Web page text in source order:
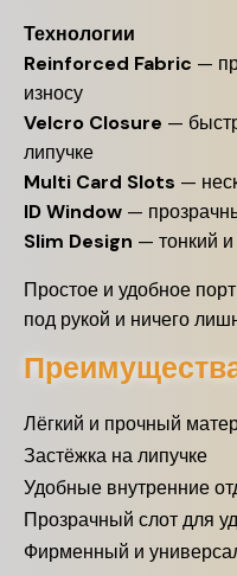
Технологии
Reinforced Fabric —
износу
Velcro Closure —
липучке
Multi Card Slots —
ID Window —
Slim Design — тонкий
Простое и удобное
под рукой и ничего
Лёгкий и прочный
Застёжка на липучке
Удобные внутренние
Прозрачный слот для
Фирменный и